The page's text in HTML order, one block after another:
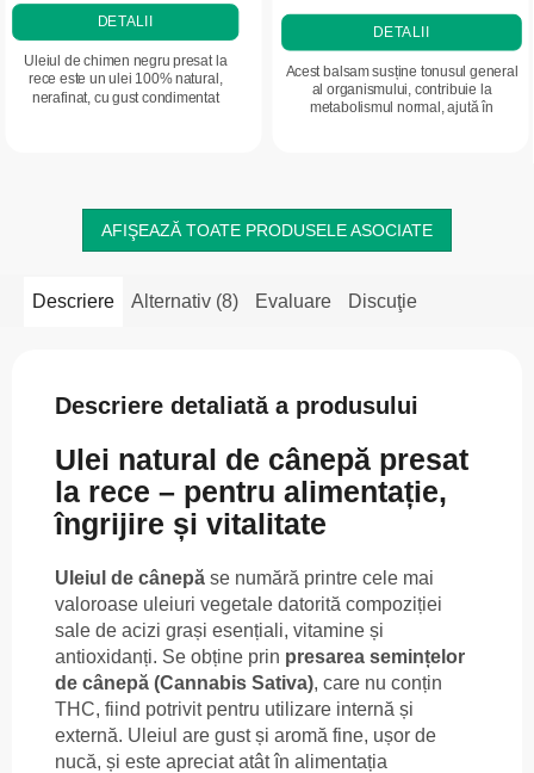
DETALII
Uleiul de chimen negru presat la
rece este un ulei 100% natural,
nerafinat, cu gust condimentat
DETALII
Acest balsam susține tonusul general
al organismului, contribuie la
metabolismul normal, ajută în
AFIŞEAZĂ TOATE PRODUSELE ASOCIATE
Descriere Alternativ (8) Evaluare Discuţie
Descriere detaliată a produsului
Ulei natural de cânepă presat
la rece – pentru alimentație,
îngrijire și vitalitate
Uleiul de cânepă se numără printre cele mai
valoroase uleiuri vegetale datorită compoziției
sale de acizi grași esențiali, vitamine și
antioxidanți. Se obține prin presarea semințelor
de cânepă (Cannabis Sativa), care nu conțin
THC, fiind potrivit pentru utilizare internă și
externă. Uleiul are gust și aromă fine, ușor de
nucă, și este apreciat atât în alimentația